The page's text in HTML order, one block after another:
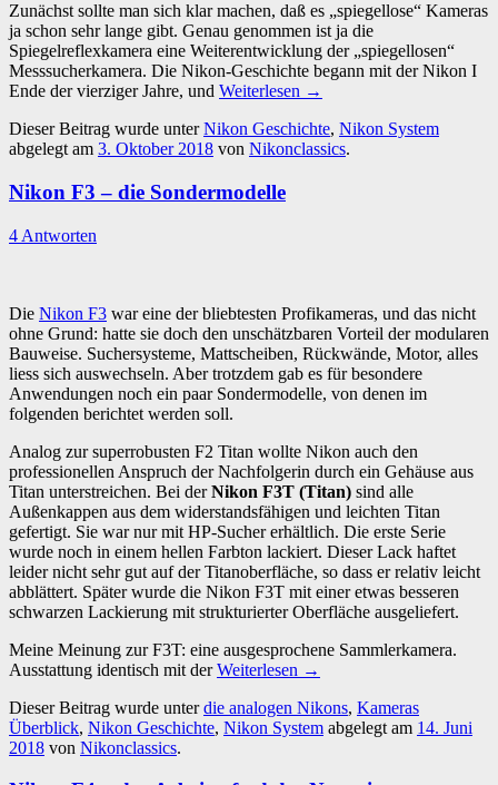
Zunächst sollte man sich klar machen, daß es „spiegellose“ Kameras
ja schon sehr lange gibt. Genau genommen ist ja die
Spiegelreflexkamera eine Weiterentwicklung der „spiegellosen“
Messsucherkamera. Die Nikon-Geschichte begann mit der Nikon I
Ende der vierziger Jahre, und Weiterlesen →
Dieser Beitrag wurde unterNikon Geschichte, Nikon System
abgelegt am 3. Oktober 2018 von Nikonclassics.
Nikon F3 – die Sondermodelle
4 Antworten
Die Nikon F3 war eine der bliebtesten Profikameras, und das nicht
ohne Grund: hatte sie doch den unschätzbaren Vorteil der modularen
Bauweise. Suchersysteme, Mattscheiben, Rückwände, Motor, alles
liess sich auswechseln. Aber trotzdem gab es für besondere
Anwendungen noch ein paar Sondermodelle, von denen im
folgenden berichtet werden soll.
Analog zur superrobusten F2 Titan wollte Nikon auch den
professionellen Anspruch der Nachfolgerin durch ein Gehäuse aus
Titan unterstreichen. Bei derNikon F3T (Titan) sind alle
Außenkappen aus dem widerstandsfähigen und leichten Titan
gefertigt. Sie war nur mit HP-Sucher erhältlich. Die erste Serie
wurde noch in einem hellen Farbton lackiert. Dieser Lack haftet
leider nicht sehr gut auf der Titanoberfläche, so dass er relativ leicht
abblättert. Später wurde die Nikon F3T mit einer etwas besseren
schwarzen Lackierung mit strukturierter Oberfläche ausgeliefert.
Meine Meinung zur F3T: eine ausgesprochene Sammlerkamera.
Ausstattung identisch mit derWeiterlesen →
Dieser Beitrag wurde unterdie analogen Nikons, Kameras
Überblick, Nikon Geschichte, Nikon System abgelegt am 14. Juni
2018 von Nikonclassics.